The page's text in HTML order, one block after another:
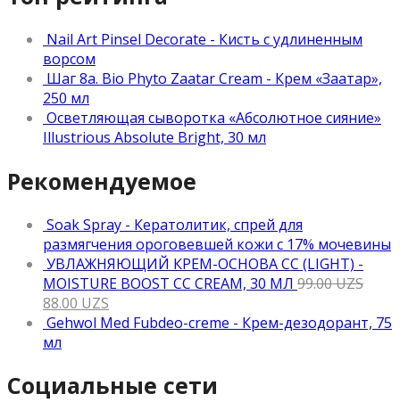
Nail Art Pinsel Decorate - Кисть с удлиненным
ворсом
Шаг 8а. Bio Phyto Zaatar Cream - Крем «Заатар»,
250 мл
Осветляющая сыворотка «Абсолютное сияние»
Illustrious Absolute Bright, 30 мл
Рекомендуемое
Soak Spray - Кератолитик, спрей для
размягчения ороговевшей кожи с 17% мочевины
УВЛАЖНЯЮЩИЙ КРЕМ-ОСНОВА CC (LIGHT) -
MOISTURE BOOST CC CREAM, 30 МЛ 99.00UZS
88.00 UZS
Gehwol Med Fubdeo-creme - Крем-дезодорант, 75
мл
Социальные сети